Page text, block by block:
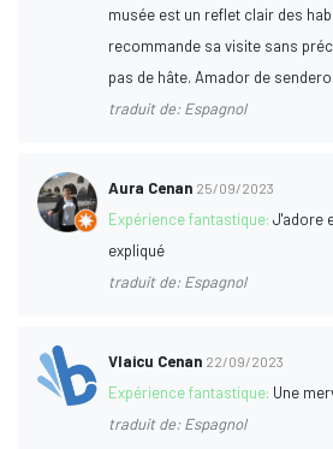
musée est un reflet clair des
recommande sa visite sans
pas de hâte. Amador de
traduit de: Espagnol
Aura Cenan 25/09/2023
Expérience fantastique:J'adore
expliqué
traduit de: Espagnol
Vlaicu Cenan 22/09/2023
Expérience fantastique: Une
traduit de: Espagnol